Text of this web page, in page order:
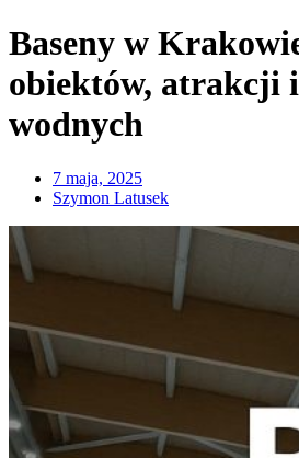
Baseny w
obiektów, atrakcji
wodnych
7 maja, 2025
Szymon Latusek